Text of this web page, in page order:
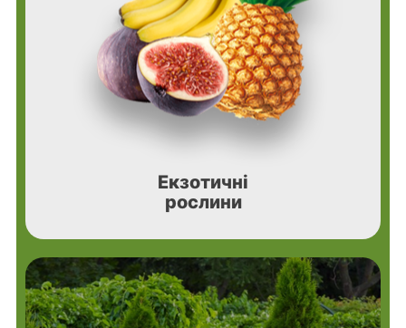
Екзотичні
рослини